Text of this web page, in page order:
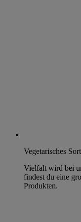
Vegetarisches
Vielfalt wird bei
findest du eine
Produkten.